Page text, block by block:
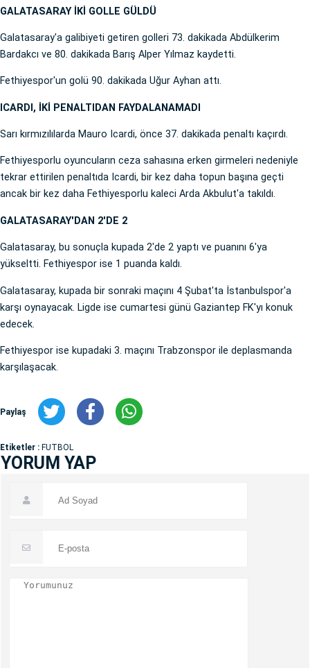
GALATASARAY İKİ GOLLE GÜLDÜ
Galatasaray'a galibiyeti getiren golleri 73. dakikada Abdülkerim
Bardakcı ve 80. dakikada Barış Alper Yılmaz kaydetti.
Fethiyespor'un golü 90. dakikada Uğur Ayhan attı.
ICARDI, İKİ PENALTIDAN FAYDALANAMADI
Sarı kırmızılılarda Mauro Icardi, önce 37. dakikada penaltı kaçırdı.
Fethiyesporlu oyuncuların ceza sahasına erken girmeleri nedeniyle
tekrar ettirilen penaltıda Icardi, bir kez daha topun başına geçti
ancak bir kez daha Fethiyesporlu kaleci Arda Akbulut'a takıldı.
GALATASARAY'DAN 2'DE 2
Galatasaray, bu sonuçla kupada 2'de 2 yaptı ve puanını 6'ya
yükseltti. Fethiyespor ise 1 puanda kaldı.
Galatasaray, kupada bir sonraki maçını 4 Şubat'ta İstanbulspor'a
karşı oynayacak. Ligde ise cumartesi günü Gaziantep FK'yı konuk
edecek.
Fethiyespor ise kupadaki 3. maçını Trabzonspor ile deplasmanda
karşılaşacak.
Paylaş
Etiketler : FUTBOL
YORUM YAP